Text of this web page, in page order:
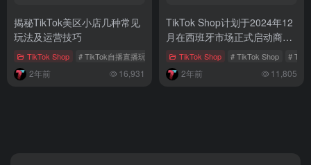
揭秘TikTok美区小店几种常见
玩法及运营技巧
TikTok Shop # TikTok自播直播玩法 # 直播带货 # 达人推广
2年前 16,931
TikTok Shop计划于2024年12
月在西班牙市场正式启动商城
业务TikTok Shop # TikTok Shop #
2年前 11,805